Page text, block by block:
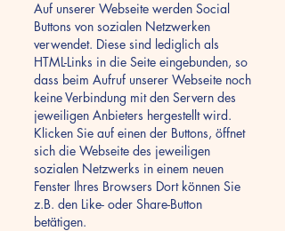
Auf unserer Webseite werden Social
Buttons von sozialen Netzwerken
verwendet. Diese sind lediglich als
HTML-Links in die Seite eingebunden, so
dass beim Aufruf unserer Webseite noch
keine Verbindung mit den Servern des
jeweiligen Anbieters hergestellt wird.
Klicken Sie auf einen der Buttons, öffnet
sich die Webseite des jeweiligen
sozialen Netzwerks in einem neuen
Fenster Ihres Browsers Dort können Sie
z.B. den Like- oder Share-Button
betätigen.